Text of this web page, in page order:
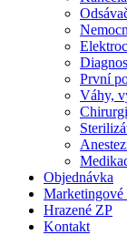
První
Váhy,
Objednávka
Marketingové
Hrazené ZP
Kontakt